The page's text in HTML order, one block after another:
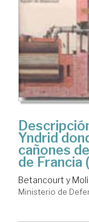
Yndrid
cañones
de Francia
Betancourt y
Ministerio de